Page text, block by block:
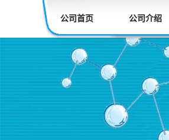
公司首页 公司介绍